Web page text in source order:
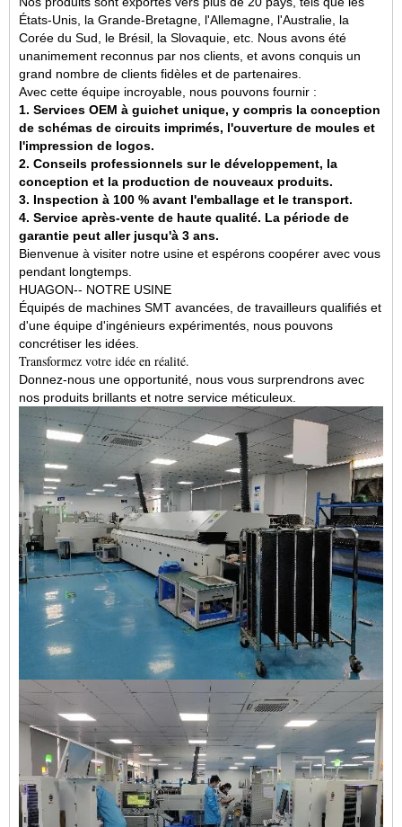
États-Unis, la Grande-Bretagne, l'Allemagne, l'Australie, la
Corée du Sud, le Brésil, la Slovaquie, etc. Nous avons été
unanimement reconnus par nos clients, et avons conquis un
grand nombre de clients fidèles et de partenaires.
Avec cette équipe incroyable, nous pouvons fournir :
1. Services OEM à guichet unique, y compris la conception
de schémas de circuits imprimés, l'ouverture de moules et
l'impression de logos.
2. Conseils professionnels sur le développement, la
conception et la production de nouveaux produits.
3. Inspection à 100 % avant l'emballage et le transport.
4. Service après-vente de haute qualité. La période de
garantie peut aller jusqu'à 3 ans.
Bienvenue à visiter notre usine et espérons coopérer avec vous
pendant longtemps.
HUAGON-- NOTRE USINE
Équipés de machines SMT avancées, de travailleurs qualifiés et
d'une équipe d'ingénieurs expérimentés, nous pouvons
concrétiser les idées.
Transformez votre idée en réalité.
Donnez-nous une opportunité, nous vous surprendrons avec
nos produits brillants et notre service méticuleux.